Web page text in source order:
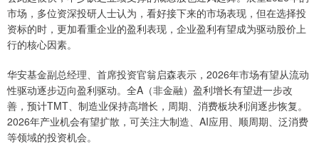
市场，多位资深投研人士认为，看好接下来的市场表现，但在选择投
资标的时，更加看重企业的盈利表现，企业盈利有望成为驱动股价上
行的核心因素。
华安基金副总经理、首席投资官翁启森表示，2026年市场有望从流动
性驱动逐步迈向盈利驱动。全A（非金融）盈利增长有望进一步改
善，预计TMT、制造业保持高增长，周期、消费板块利润逐步恢复。
2026年产业机会有望扩散，可关注大制造、AI应用、顺周期、泛消费
等领域的投资机会。